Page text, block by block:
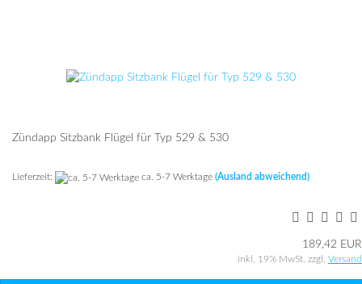
Zündapp Sitzbank Flügel für Typ 529 & 530
Lieferzeit: ca. 5-7 Werktage (Ausland abweichend)
189,42 EUR
inkl. 19% MwSt. zzgl. Versand